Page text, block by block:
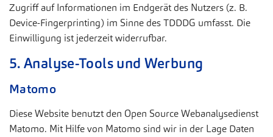
Zugriff auf Informationen im Endgerät des Nutzers (z. B.
Device-Fingerprinting) im Sinne des TDDDG umfasst. Die
Einwilligung ist jederzeit widerrufbar.
5. Analyse-Tools und Werbung
Matomo
Diese Website benutzt den Open Source Webanalysedienst
Matomo. Mit Hilfe von Matomo sind wir in der Lage Daten